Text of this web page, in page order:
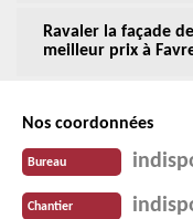
Ravaler la façade
meilleur prix à
Nos coordonnées
Bureau
Chantier